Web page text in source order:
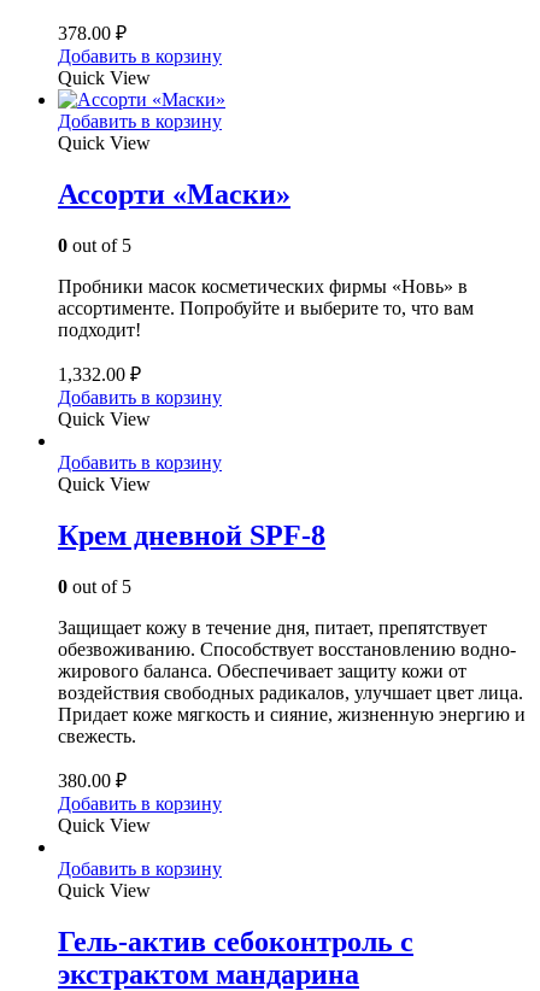
378.00 ₽
Добавить в корзину
Quick View
Добавить в корзину
Quick View
Ассорти «Маски»
0 out of 5
Пробники масок косметических фирмы «Новь» в
ассортименте. Попробуйте и выберите то, что вам
подходит!
1,332.00 ₽
Добавить в корзину
Quick View
Добавить в корзину
Quick View
Крем дневной SPF-8
0 out of 5
Защищает кожу в течение дня, питает, препятствует
обезвоживанию. Способствует восстановлению водно-
жирового баланса. Обеспечивает защиту кожи от
воздействия свободных радикалов, улучшает цвет лица.
Придает коже мягкость и сияние, жизненную энергию и
свежесть.
380.00 ₽
Добавить в корзину
Quick View
Добавить в корзину
Quick View
Гель-актив себоконтроль с
экстрактом мандарина